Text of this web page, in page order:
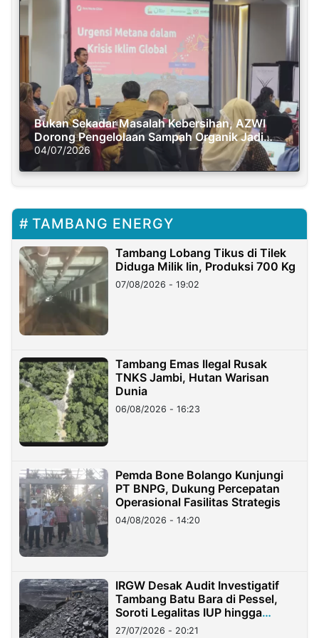
Bukan Sekadar Masalah Kebersihan, AZWI
Dorong Pengelolaan Sampah Organik Jadi
Solusi Krisis Iklim
04/07/2026
TAMBANG ENERGY
Tambang Lobang Tikus di Tilek
Diduga Milik Iin, Produksi 700 Kg
07/08/2026 - 19:02
Tambang Emas Ilegal Rusak
TNKS Jambi, Hutan Warisan
Dunia
06/08/2026 - 16:23
Pemda Bone Bolango Kunjungi
PT BNPG, Dukung Percepatan
Operasional Fasilitas Strategis
04/08/2026 - 14:20
IRGW Desak Audit Investigatif
Tambang Batu Bara di Pessel,
Soroti Legalitas IUP hingga
Stockpile
27/07/2026 - 20:21